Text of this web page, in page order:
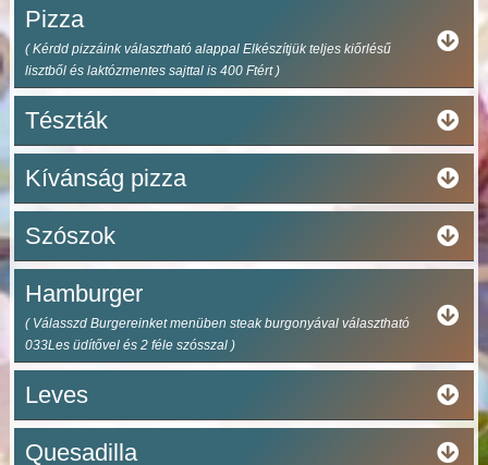
Pizza
( Kérdd pizzáink választható alappal Elkészítjük teljes kiőrlésű
lisztből és laktózmentes sajttal is 400 Ftért )
Tészták
Kívánság pizza
Szószok
Hamburger
( Válasszd Burgereinket menüben steak burgonyával választható
033Les üdítővel és 2 féle szósszal )
Leves
Quesadilla